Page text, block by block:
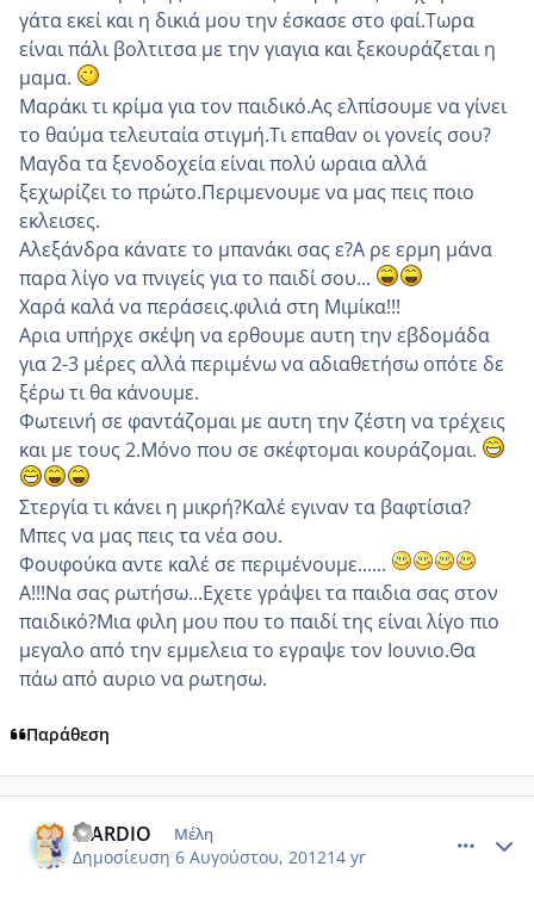
γάτα εκεί και η δικιά μου την έσκασε στο φαί.Τωρα
είναι πάλι βολτιτσα με την γιαγια και ξεκουράζεται η
μαμα.
Μαράκι τι κρίμα για τον παιδικό.Ας ελπίσουμε να γίνει
το θαύμα τελευταία στιγμή.Τι επαθαν οι γονείς σου?
Μαγδα τα ξενοδοχεία είναι πολύ ωραια αλλά
ξεχωρίζει το πρώτο.Περιμενουμε να μας πεις ποιο
εκλεισες.
Αλεξάνδρα κάνατε το μπανάκι σας ε?Α ρε ερμη μάνα
παρα λίγο να πνιγείς για το παιδί σου...
Χαρά καλά να περάσεις.φιλιά στη Μιμίκα!!!
Αρια υπήρχε σκέψη να ερθουμε αυτη την εβδομάδα
για 2-3 μέρες αλλά περιμένω να αδιαθετήσω οπότε δε
ξέρω τι θα κάνουμε.
Φωτεινή σε φαντάζομαι με αυτη την ζέστη να τρέχεις
και με τους 2.Μόνο που σε σκέφτομαι κουράζομαι.
Στεργία τι κάνει η μικρή?Καλέ εγιναν τα βαφτίσια?
Μπες να μας πεις τα νέα σου.
Φουφούκα αντε καλέ σε περιμένουμε......
Α!!!Να σας ρωτήσω...Εχετε γράψει τα παιδια σας στον
παιδικό?Μια φιλη μου που το παιδί της είναι λίγο πιο
μεγαλο από την εμμελεια το εγραψε τον Ιουνιο.Θα
πάω από αυριο να ρωτησω.
Παράθεση
MARDIO Μέλη
Δημοσίευση 6 Αυγούστου, 201214 yr